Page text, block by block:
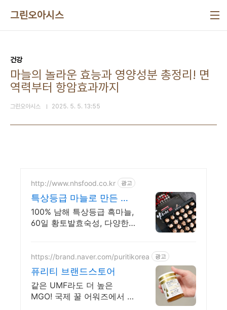
그린오아시스
건강
마늘의 놀라운 효능과 영양성분 총정리! 면
역력부터 항암효과까지
그린오아시스 2025. 5. 5. 13:55
http://www.nhsfood.co.kr 광고
특상등급 마늘로 만든 흑
마늘
100% 남해 특상등급 흑마늘,
60일 황토발효숙성, 다양한
https://brand.naver.com/puritikorea 광고
퓨리티 브랜드스토어
같은 UMF라도 더 높은
MGO! 국제 꿀 어워즈에서 인